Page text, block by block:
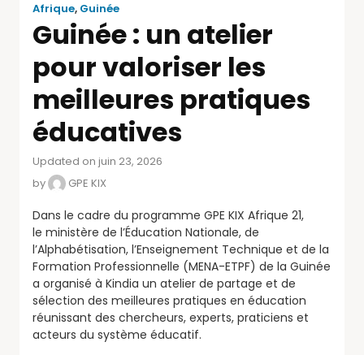
Afrique, Guinée
Guinée : un atelier
pour valoriser les
meilleures pratiques
éducatives
Updated on juin 23, 2026
by
GPE KIX
Dans le cadre du programme GPE KIX Afrique 21,
le ministère de l’Éducation Nationale, de
l’Alphabétisation, l’Enseignement Technique et de la
Formation Professionnelle (MENA-ETPF) de la Guinée
a organisé à Kindia un atelier de partage et de
sélection des meilleures pratiques en éducation
réunissant des chercheurs, experts, praticiens et
acteurs du système éducatif.